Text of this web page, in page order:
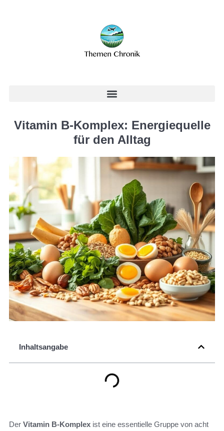
Vitamin B-Komplex: Energiequelle
für den Alltag
Inhaltsangabe
Der Vitamin B-Komplex ist eine essentielle Gruppe von acht